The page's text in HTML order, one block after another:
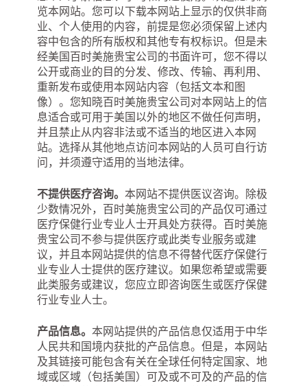
览本网站。您可以下载本网站上显示的仅供非商
业、个人使用的内容，前提是您必须保留上述内
容中包含的所有版权和其他专有权标识。但是未
经美国百时美施贵宝公司的书面许可，您不得以
公开或商业的目的分发、修改、传输、再利用、
重新发布或使用本网站内容（包括文本和图
像）。您知晓百时美施贵宝公司对本网站上的信
息适合或可用于美国以外的地区不做任何声明，
并且禁止从内容非法或不适当的地区进入本网
站。选择从其他地点访问本网站的人员可自行访
问，并须遵守适用的当地法律。
不提供医疗咨询。 本网站不提供医议咨询。除极
少数情况外，百时美施贵宝公司的产品仅可通过
医疗保健行业专业人士开具处方获得。百时美施
贵宝公司不参与提供医疗或此类专业服务或建
议，并且本网站提供的信息不得替代医疗保健行
业专业人士提供的医疗建议。如果您希望或需要
此类服务或建议，您应立即咨询医生或医疗保健
行业专业人士。
产品信息。 本网站提供的产品信息仅适用于中华
人民共和国境内获批的产品信息。但是，本网站
及其链接可能包含有关在全球任何特定国家、地
域或区域（包括美国）可及或不可及的产品的信